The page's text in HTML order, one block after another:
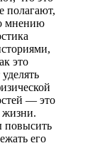
полагают,
мнению
это
— это
жизни.
повысить
его